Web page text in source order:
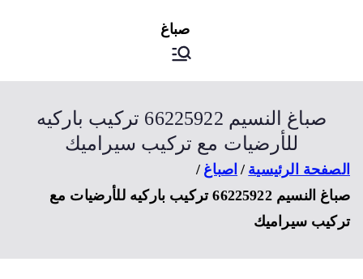
اصباغ
صباغ الكويت
صباغ النسيم 66225922 تركيب باركيه
للأرضيات مع تركيب سيراميك
الرئيسية
اصباغ
صباغ النسيم 66225922 تركيب باركيه للأرضيات مع
سيراميك